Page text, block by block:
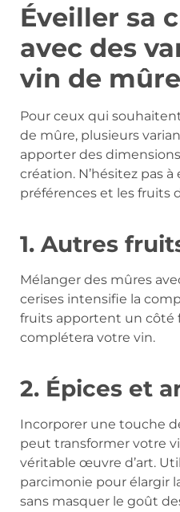
Éveiller sa
avec des
vin de mûre
Pour ceux qui
de mûre, plusieurs
apporter des
création. N’hésitez pas
préférences et les fruits
1. Autres
Mélanger des mûres
cerises intensifie la
fruits apportent un côté
complétera votre vin.
2. Épices et
Incorporer une touche
peut transformer votre
véritable œuvre d’art.
parcimonie pour élargir
sans masquer le goût